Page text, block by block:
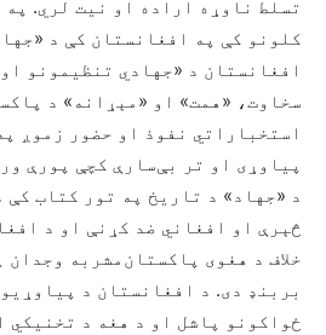
کلونو کې په افغانستان کې د
افغانستان د «جهادي تنظیمونو
سخاوت، «همت» او «مېړانه» د
استخباراتي نفوذ او حضور زموږ
پیاوړی او تر بې‌سارې کچې پورې
د «جهاد» د تاریخ په تور کتاب کې
څېرې او افغاني ضد کړنې او د
خلاف د هغوی پاکستان‌مشربه وجدان
بربنډ دی. د افغانستان د
ځواکونو پاشل او د هغه د تخنیکي